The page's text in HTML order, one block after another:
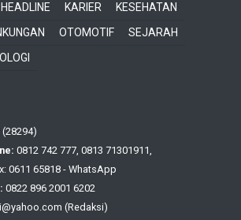
HEADLINE KARIER
KESEHATAN
OTOMOTIF
SEJARAH
0812 742 777, 0813 71301911,
0611 65818 - WhatsApp
0822 896 2001 6202
(Redaksi)